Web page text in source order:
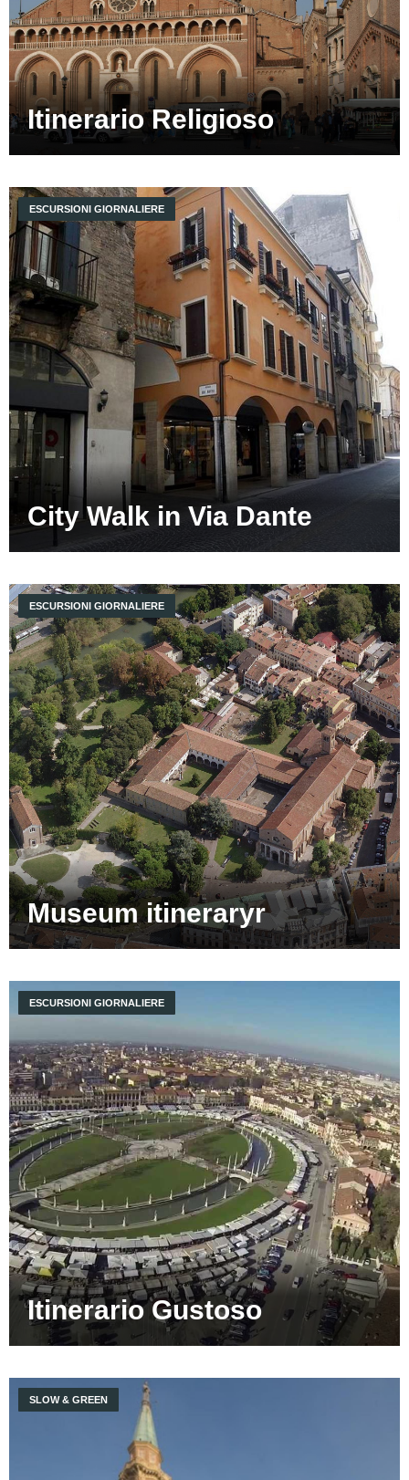
Itinerario Religioso
City Walk in Via Dante
ESCURSIONI GIORNALIERE
Museum itineraryr
ESCURSIONI GIORNALIERE
Itinerario Gustoso
ESCURSIONI GIORNALIERE
SLOW & GREEN